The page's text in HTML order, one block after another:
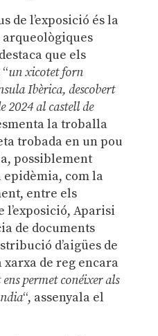
de l’exposició és la
que els
un xicotet forn
Ibèrica, descobert
2024 al castell de
la troballa
trobada en un pou
possiblement
com la
entre els
l’exposició, Aparisi
de documents
d’aigües de
xarxa de reg encara
permet conéixer als
“, assenyala el